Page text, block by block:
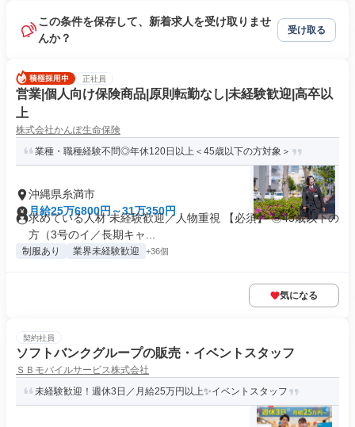
この条件を保存して、新着求人を受け取りませ
んか？
受け取る
正社員
営業|個人向け保険商品|原則転勤なし|未経験歓迎|高卒以
上
株式会社かんぽ生命保険
業種・職種経験不問◎年休120日以上＜45歳以下の方対象＞
沖縄県糸満市
月給25万6800円～31万350円
求めている人材 未経験歓迎／人物重視 【必須】 ◎45歳以下の
方（3号のイ／長期キャ...
制服あり 業界未経験歓迎 +36個
気になる
契約社員
ソフトバンクグループの販売・イベントスタッフ
ＳＢモバイルサービス株式会社
未経験歓迎！週休3日／月給25万円以上✨イベントスタッフ